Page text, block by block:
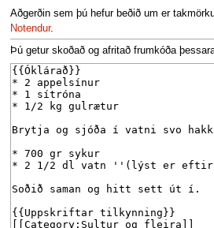
flakk
leit
Aðgerðin sem þú hefur beðið um er
Notendur.
Þú getur skoðað og afritað frumkóða